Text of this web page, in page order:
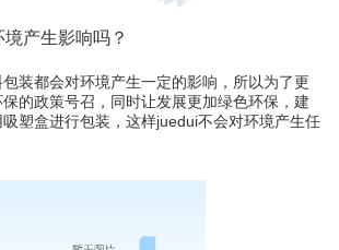
产生影响吗？
装都会对环境产生一定的影响，所以为了更
的政策号召，同时让发展更加绿色环保，建
塑盒进行包装，这样juedui不会对环境产生任